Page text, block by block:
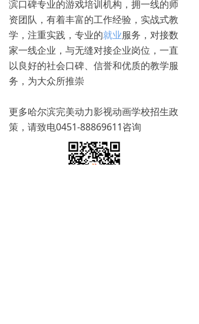
滨口碑专业的游戏培训机构，拥一线的师
资团队，有着丰富的工作经验，实战式教
学，注重实践，专业的就业服务，对接数
家一线企业，与无缝对接企业岗位，一直
以良好的社会口碑、信誉和优质的教学服
务，为大众所推崇
更多哈尔滨完美动力影视动画学校招生政
策，请致电0451-88869611咨询